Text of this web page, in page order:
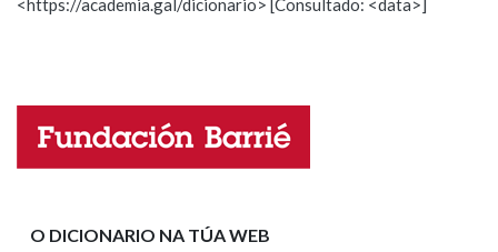
Propoño mellorar a definición
Nome
<https://academia.gal/dicionario> [Consultado: <data>]
O DICIONARIO NA TÚA WEB